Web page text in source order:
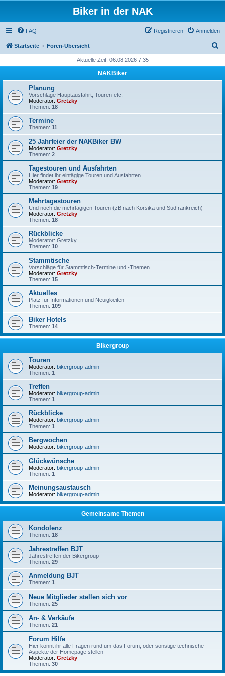
Biker in der NAK
FAQ Anmelden
Registrieren
Startseite Foren-Übersicht
h
Aktuelle Zeit: 06.08.2026 7:35
NAKBiker
Planung
Vorschläge Hauptausfahrt, Touren etc.
Moderator: Gretzky
Themen: 18
Termine
Themen: 11
25 Jahrfeier der NAKBiker BW
Moderator: Gretzky
Themen: 2
Tagestouren und Ausfahrten
Hier findet ihr eintägige Touren und Ausfahrten
Moderator: Gretzky
Themen: 19
Mehrtagestouren
Und noch die mehrtägigen Touren (zB nach Korsika und Südfrankreich)
Moderator: Gretzky
Themen: 18
Rückblicke
Moderator: Gretzky
Themen: 10
Stammtische
Vorschläge für Stammtisch-Termine und -Themen
Moderator: Gretzky
Themen: 15
Aktuelles
Platz für Informationen und Neuigkeiten
Themen: 109
Biker Hotels
Themen: 14
Bikergroup
Touren
Moderator: bikergroup-admin
Themen: 1
Treffen
Moderator: bikergroup-admin
Themen: 1
Rückblicke
Moderator: bikergroup-admin
Themen: 1
Bergwochen
Moderator: bikergroup-admin
Glückwünsche
Moderator: bikergroup-admin
Themen: 1
Meinungsaustausch
Moderator: bikergroup-admin
Gemeinsame Themen
Kondolenz
Themen: 18
Jahrestreffen BJT
Jahrestreffen der Bikergroup
Themen: 29
Anmeldung BJT
Themen: 1
Neue Mitglieder stellen sich vor
Themen: 25
An- & Verkäufe
Themen: 21
Forum Hilfe
Hier könnt ihr alle Fragen rund um das Forum, oder sonstige technische
Aspekte der Homepage stellen
Moderator: Gretzky
Themen: 30